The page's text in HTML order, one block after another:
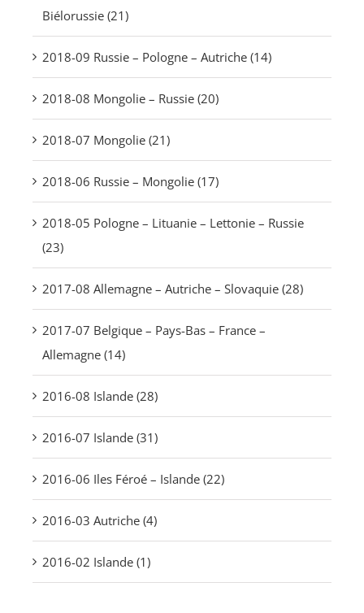
Biélorussie (21)
2018-09 Russie – Pologne – Autriche (14)
2018-08 Mongolie – Russie (20)
2018-07 Mongolie (21)
2018-06 Russie – Mongolie (17)
2018-05 Pologne – Lituanie – Lettonie – Russie
(23)
2017-08 Allemagne – Autriche – Slovaquie (28)
2017-07 Belgique – Pays-Bas – France –
Allemagne (14)
2016-08 Islande (28)
2016-07 Islande (31)
2016-06 Iles Féroé – Islande (22)
2016-03 Autriche (4)
2016-02 Islande (1)